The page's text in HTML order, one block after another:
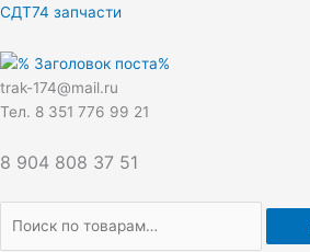
Перейти
содержимому
СДТ74 запчасти
trak-174@mail.ru
Тел. 8 351 776 99 21
8 904 808 37 51
Искать: